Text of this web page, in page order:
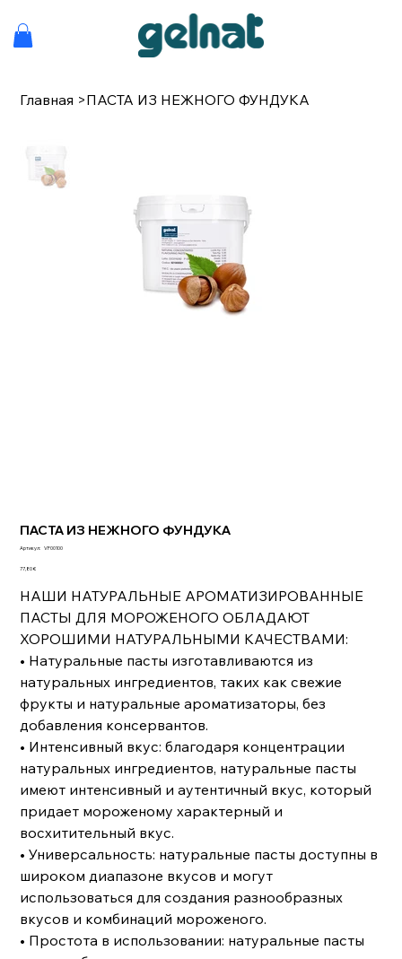
Главная >ПАСТА ИЗ НЕЖНОГО ФУНДУКА
ПАСТА ИЗ НЕЖНОГО ФУНДУКА
Артикул:
Артикул:
VF00100
Цена
77,80 €
НАШИ НАТУРАЛЬНЫЕ АРОМАТИЗИРОВАННЫЕ
ПАСТЫ ДЛЯ МОРОЖЕНОГО ОБЛАДАЮТ
ХОРОШИМИ НАТУРАЛЬНЫМИ КАЧЕСТВАМИ:
• Натуральные пасты изготавливаются из
натуральных ингредиентов, таких как свежие
фрукты и натуральные ароматизаторы, без
добавления консервантов.
• Интенсивный вкус: благодаря концентрации
натуральных ингредиентов, натуральные пасты
имеют интенсивный и аутентичный вкус, который
придает мороженому характерный и
восхитительный вкус.
• Универсальность: натуральные пасты доступны в
широком диапазоне вкусов и могут
использоваться для создания разнообразных
вкусов и комбинаций мороженого.
• Простота в использовании: натуральные пасты